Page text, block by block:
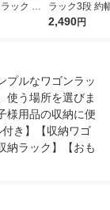
ック ダ
段 良品
ラック3段 約
行26×高さ
2,490円
プルなワゴンラッ
使う場所を選びま
様用品の収納に便
き】【収納ワゴ
納ラック】【おも